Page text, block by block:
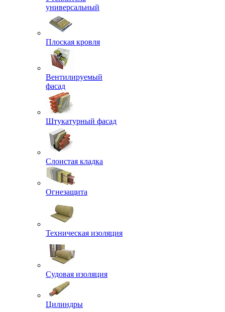
универсальный
Плоская кровля
Вентилируемый
фасад
Штукатурный фасад
Слоистая кладка
Огнезащита
Техническая изоляция
Судовая изоляция
Цилиндры